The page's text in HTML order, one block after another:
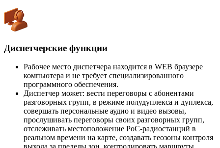
Диспетчерские функции
Рабочее место диспетчера находится в WEB браузере
компьютера и не требует специализированного
программного обеспечения.
Диспетчер может: вести переговоры с абонентами
разговорных групп, в режиме полудуплекса и дуплекса,
совершать персональные аудио и видео вызовы,
прослушивать переговоры своих разговорных групп,
отслеживать местоположение PoC-радиостанций в
реальном времени на карте, создавать геозоны контроля